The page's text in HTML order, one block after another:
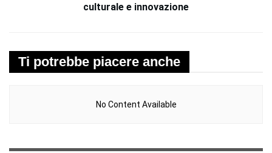
culturale e innovazione
Ti potrebbe piacere anche
No Content Available